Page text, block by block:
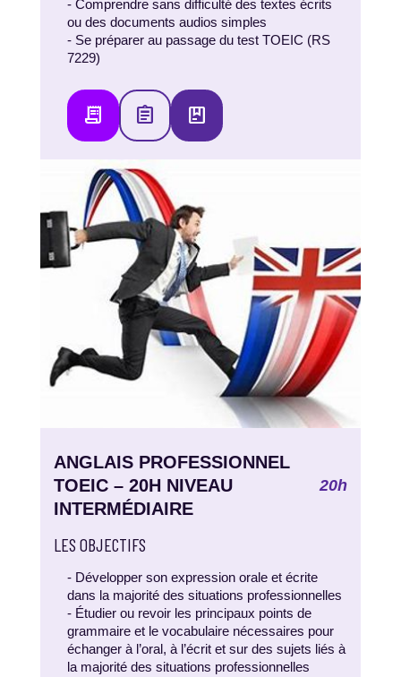
- Comprendre sans difficulté des textes écrits
ou des documents audios simples
- Se préparer au passage du test TOEIC (RS
7229)
receipt_long assignment package
ANGLAIS PROFESSIONNEL
TOEIC – 20H NIVEAU
INTERMÉDIAIRE
20h
LES OBJECTIFS
- Développer son expression orale et écrite
dans la majorité des situations professionnelles
- Étudier ou revoir les principaux points de
grammaire et le vocabulaire nécessaires pour
échanger à l’oral, à l’écrit et sur des sujets liés à
la majorité des situations professionnelles